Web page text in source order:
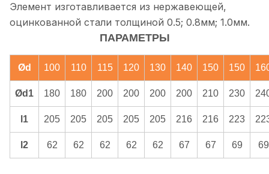
Элемент изготавливается из нержавеющей,
оцинкованной стали толщиной 0.5; 0.8мм; 1.0мм.
ПАРАМЕТРЫ
Ød 100 110 115 120 130 140 150 150
Ød1 180 180 200 200 200 200 210 230
l1 205 205 205 205 205 216 216 223
l2 62 62 62 62 62 67 67 69 69